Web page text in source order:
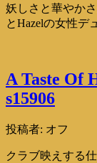
妖しさと華やか
とHazelの女性デ
A Taste Of
s15906
投稿者: オフ
クラブ映えする